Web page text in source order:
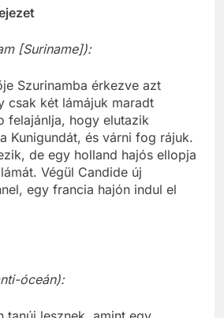
[Suriname]):
Szurinamba érkezve azt
csak két lámájuk maradt
felajánlja, hogy elutazik
Kunigundát, és várni fog rájuk.
de egy holland hajós ellopja
Végül Candide új
egy francia hajón indul el
óceán):